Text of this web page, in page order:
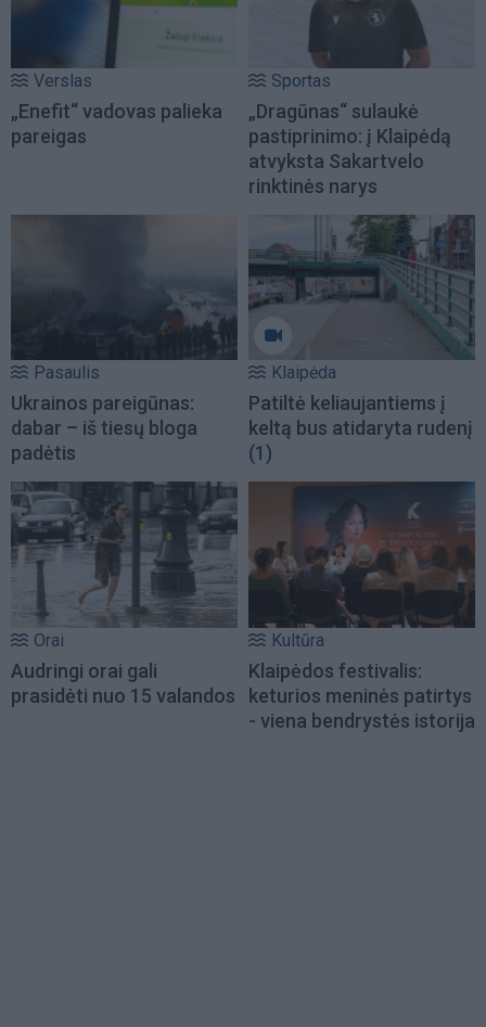
Verslas
„Enefit“ vadovas palieka
pareigas
Sportas
„Dragūnas“ sulaukė
pastiprinimo: į Klaipėdą
atvyksta Sakartvelo
rinktinės narys
Pasaulis
Ukrainos pareigūnas:
dabar – iš tiesų bloga
padėtis
Klaipėda
Patiltė keliaujantiems į
keltą bus atidaryta rudenį
(1)
Orai
Audringi orai gali
prasidėti nuo 15 valandos
Kultūra
Klaipėdos festivalis:
keturios meninės patirtys
- viena bendrystės istorija